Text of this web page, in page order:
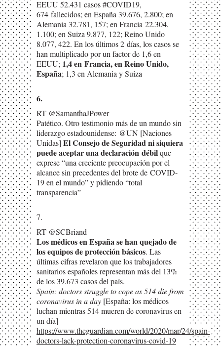
EEUU 52.431 casos #COVID19,
674 fallecidos; en España 39.676, 2.800; en
Alemania 32.781, 157; en Francia 22.304,
1.100; en Suiza 9.877, 122; Reino Unido
8.077, 422. En los últimos 2 días, los casos se
han multiplicado por un factor de 1,6 en
EEUU; 1,4 en Francia, en Reino Unido,
España; 1,3 en Alemania y Suiza
6.
RT @SamanthaJPower
Patético. Otro testimonio más de un mundo sin
liderazgo estadounidense: @UN [Naciones
Unidas] El Consejo de Seguridad ni siquiera
puede aceptar una declaración débilque
exprese “una creciente preocupación por el
alcance sin precedentes del brote de COVID-
19 en el mundo” y pidiendo “total
transparencia”
7.
RT @SCBriand
Los médicos en España se han quejado de
los equipos de protección básicos. Las
últimas cifras revelaron que los trabajadores
sanitarios españoles representan más del 13%
de los 39.673 casos del país.
Spain: doctors struggle to cope as 514 die from
coronavirus in a day [España: los médicos
luchan mientras 514 mueren de coronavirus en
un día]
https://www.theguardian.com/world/2020/mar/24/spain-
doctors-lack-protection-coronavirus-covid-19